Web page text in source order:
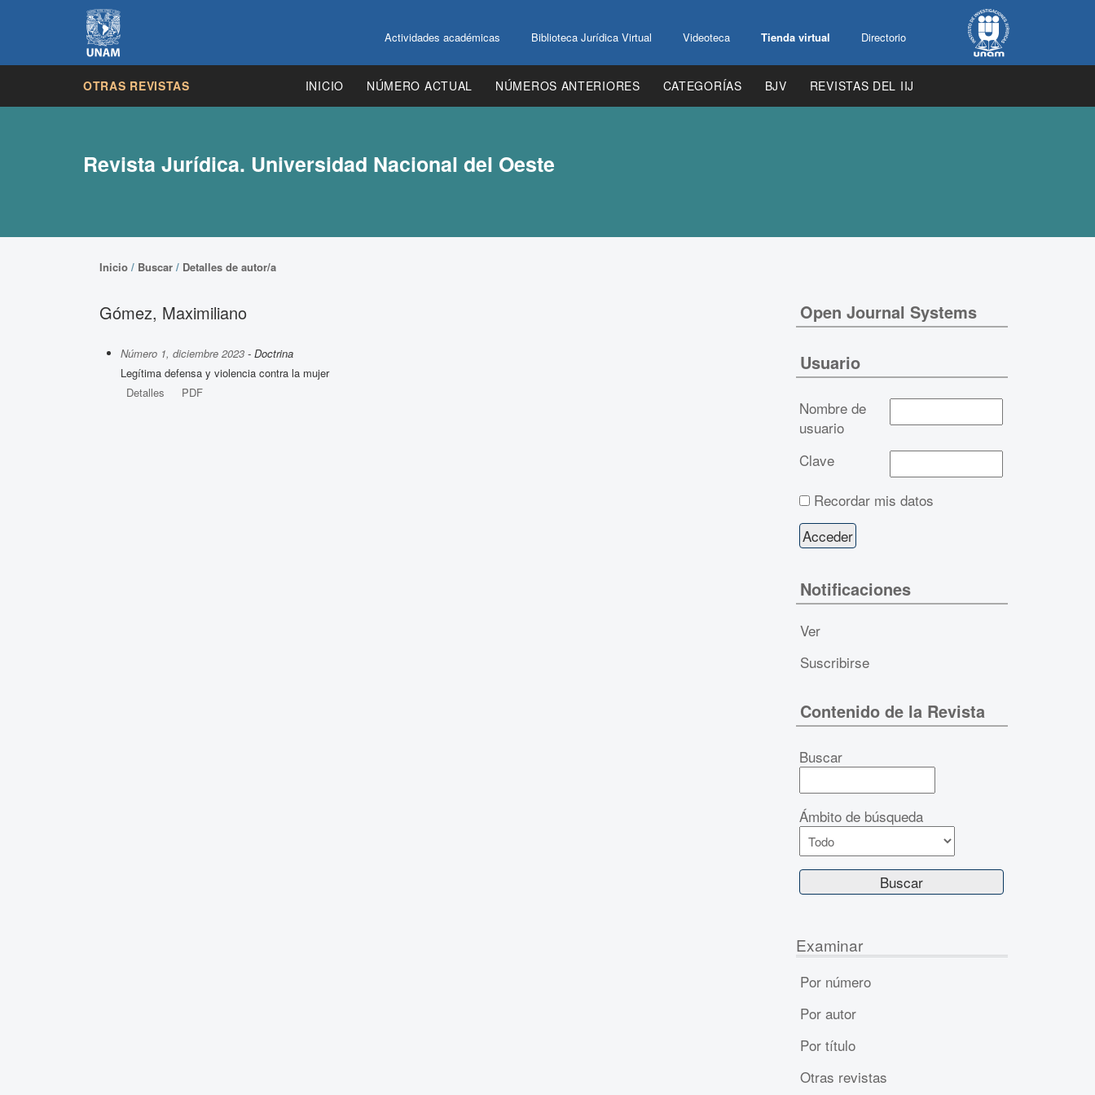
Actividades académicas Biblioteca Jurídica Virtual Videoteca Tienda virtual Directorio
OTRAS REVISTAS INICIO NÚMERO ACTUAL NÚMEROS ANTERIORES CATEGORÍAS BJV REVISTAS DEL IIJ
Revista Jurídica. Universidad Nacional del Oeste
Inicio / Buscar / Detalles de autor/a
Gómez, Maximiliano
Número 1, diciembre 2023 - Doctrina
Legítima defensa y violencia contra la mujer
Detalles
PDF
Open Journal Systems
Usuario
Nombre de
usuario
Clave
Recordar mis datos
Notificaciones
Ver
Suscribirse
Contenido de la Revista
Buscar
Ámbito de búsqueda
Examinar
Por número
Por autor
Por título
Otras revistas